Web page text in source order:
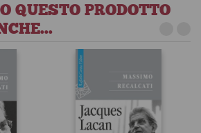
QUESTO PRODOTTO